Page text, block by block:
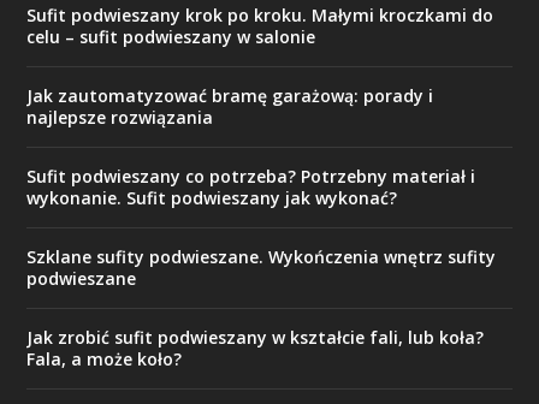
Sufit podwieszany krok po kroku. Małymi kroczkami do
celu – sufit podwieszany w salonie
Jak zautomatyzować bramę garażową: porady i
najlepsze rozwiązania
Sufit podwieszany co potrzeba? Potrzebny materiał i
wykonanie. Sufit podwieszany jak wykonać?
Szklane sufity podwieszane. Wykończenia wnętrz sufity
podwieszane
Jak zrobić sufit podwieszany w kształcie fali, lub koła?
Fala, a może koło?